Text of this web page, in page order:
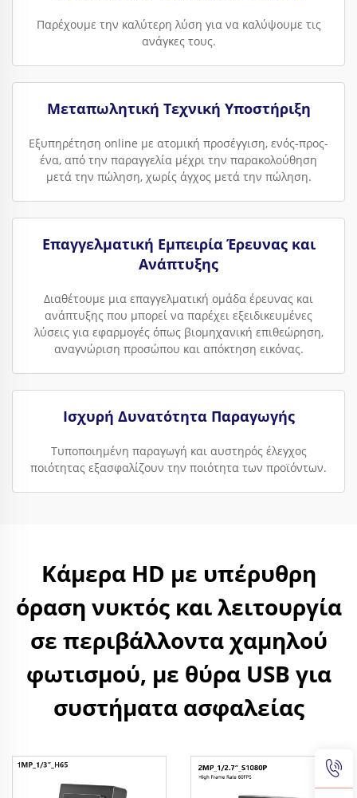
Παρέχουμε την καλύτερη λύση για να καλύψουμε τις
ανάγκες τους.
Μεταπωλητική Τεχνική Υποστήριξη
Εξυπηρέτηση online με ατομική προσέγγιση, ενός-προς-
ένα, από την παραγγελία μέχρι την παρακολούθηση
μετά την πώληση, χωρίς άγχος μετά την πώληση.
Επαγγελματική Εμπειρία Έρευνας και
Ανάπτυξης
Διαθέτουμε μια επαγγελματική ομάδα έρευνας και
ανάπτυξης που μπορεί να παρέχει εξειδικευμένες
λύσεις για εφαρμογές όπως βιομηχανική επιθεώρηση,
αναγνώριση προσώπου και απόκτηση εικόνας.
Ισχυρή Δυνατότητα Παραγωγής
Τυποποιημένη παραγωγή και αυστηρός έλεγχος
ποιότητας εξασφαλίζουν την ποιότητα των προϊόντων.
Κάμερα HD με υπέρυθρη
όραση νυκτός και λειτουργία
σε περιβάλλοντα χαμηλού
φωτισμού, με θύρα USB για
συστήματα ασφαλείας